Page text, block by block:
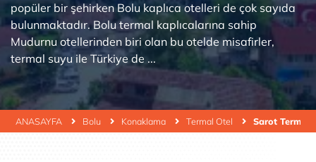
ANASAYFA Bolu Konaklama Termal Otel Sarot Termal
popüler bir şehirken Bolu kaplıca otelleri de çok sayıda
bulunmaktadır. Bolu termal kaplıcalarına sahip
Mudurnu otellerinden biri olan bu otelde misafirler,
termal suyu ile Türkiye de ...